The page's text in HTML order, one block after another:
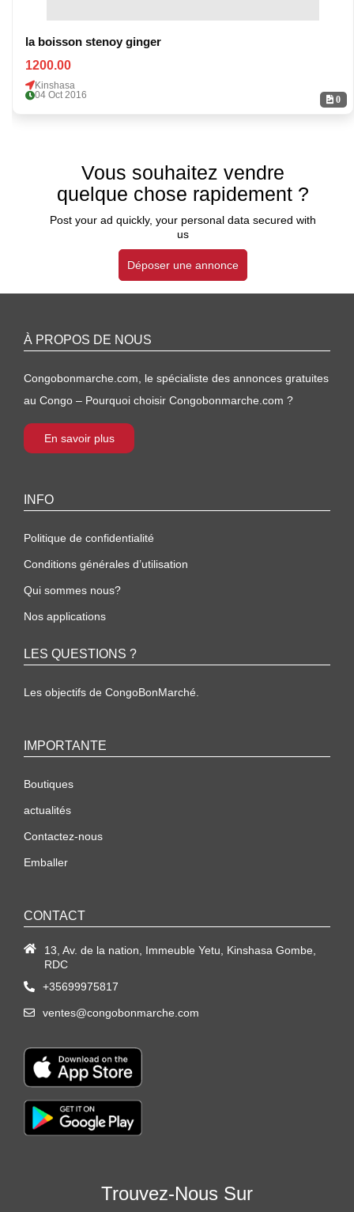
0
la boisson stenoy ginger
1200.00
Kinshasa
04 Oct 2016
Vous souhaitez vendre
quelque chose rapidement ?
Post your ad quickly, your personal data secured with
us
Déposer une annonce
À PROPOS DE NOUS
Congobonmarche.com, le spécialiste des annonces gratuites
au Congo – Pourquoi choisir Congobonmarche.com ?
En savoir plus
INFO
Politique de confidentialité
Conditions générales d’utilisation
Qui sommes nous?
Nos applications
LES QUESTIONS ?
Les objectifs de CongoBonMarché.
IMPORTANTE
Boutiques
actualités
Contactez-nous
Emballer
CONTACT
13, Av. de la nation, Immeuble Yetu, Kinshasa Gombe,
RDC
+35699975817
ventes@congobonmarche.com
Trouvez-Nous Sur